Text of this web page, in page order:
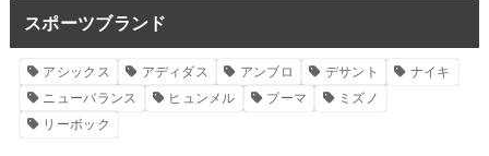
スポーツブランド
アシックス アディダス アンブロ デサント
ナイキ
ニューバランス
ヒュンメル プーマ
ミズノ
リーボック